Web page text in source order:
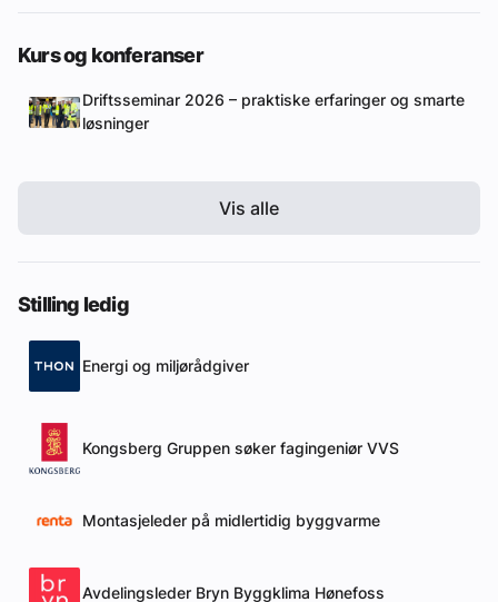
Kurs og konferanser
Driftsseminar 2026 – praktiske erfaringer og smarte
løsninger
Vis alle
Stilling ledig
Energi og miljørådgiver
Kongsberg Gruppen søker fagingeniør VVS
Montasjeleder på midlertidig byggvarme
Avdelingsleder Bryn Byggklima Hønefoss